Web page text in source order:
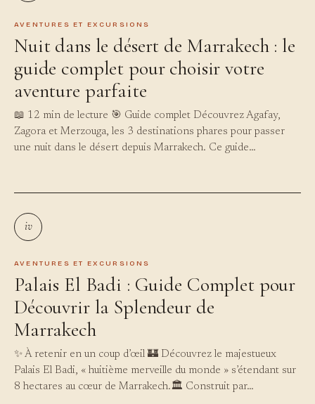
AVENTURES ET EXCURSIONS
Nuit dans le désert de Marrakech : le
guide complet pour choisir votre
aventure parfaite
📖 12 min de lecture 🎯 Guide complet Découvrez Agafay,
Zagora et Merzouga, les 3 destinations phares pour passer
une nuit dans le désert depuis Marrakech. Ce guide…
iv
AVENTURES ET EXCURSIONS
Palais El Badi : Guide Complet pour
Découvrir la Splendeur de
Marrakech
✨ À retenir en un coup d’œil 🏰 Découvrez le majestueux
Palais El Badi, « huitième merveille du monde » s’étendant sur
8 hectares au cœur de Marrakech.🏛️ Construit par…